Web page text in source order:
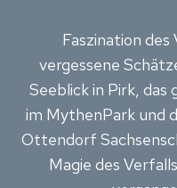
Faszination
vergessene
Seeblick in Pirk, das
im MythenPark und
Ottendorf
Magie des